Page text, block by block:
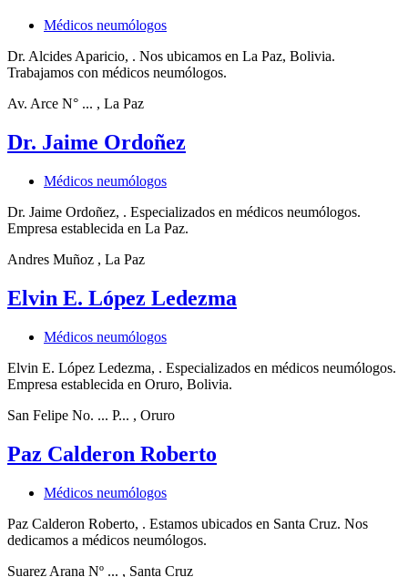
Médicos neumólogos
Dr. Alcides Aparicio, . Nos ubicamos en La Paz, Bolivia.
Trabajamos con médicos neumólogos.
Av. Arce N° ... , La Paz
Dr. Jaime Ordoñez
Médicos neumólogos
Dr. Jaime Ordoñez, . Especializados en médicos neumólogos.
Empresa establecida en La Paz.
Andres Muñoz , La Paz
Elvin E. López Ledezma
Médicos neumólogos
Elvin E. López Ledezma, . Especializados en médicos neumólogos.
Empresa establecida en Oruro, Bolivia.
San Felipe No. ... P... , Oruro
Paz Calderon Roberto
Médicos neumólogos
Paz Calderon Roberto, . Estamos ubicados en Santa Cruz. Nos
dedicamos a médicos neumólogos.
Suarez Arana Nº ... , Santa Cruz